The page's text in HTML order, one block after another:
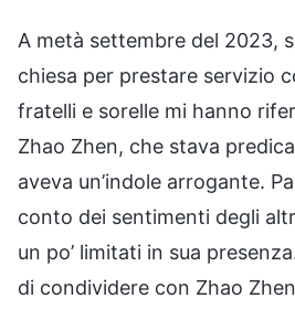
A metà settembre del 2023,
chiesa per prestare servizio
fratelli e sorelle mi hanno
Zhao Zhen, che stava
aveva un’indole arrogante.
conto dei sentimenti degli
un po’ limitati in sua
di condividere con Zhao